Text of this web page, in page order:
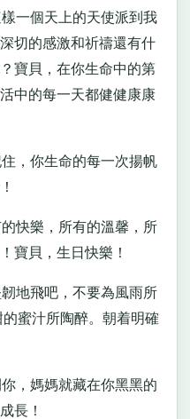
一個天上的天使派到我
切的感激和祈禱還有什
寶貝，在你生命中的第
中的每一天都健健康康
，你生命的每一次揚帆
快樂，所有的溫馨，所
寶貝，生日快樂！
地飛吧，不要為風雨所
蜜汁所陶醉。朝着明確
，媽媽就藏在你黑黑的
長！